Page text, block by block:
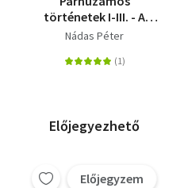
történetek I-III. - A
néma tartomány - Az
szabadság lélegzete
Nádas Péter
Előjegyezhető
Előjegyzem